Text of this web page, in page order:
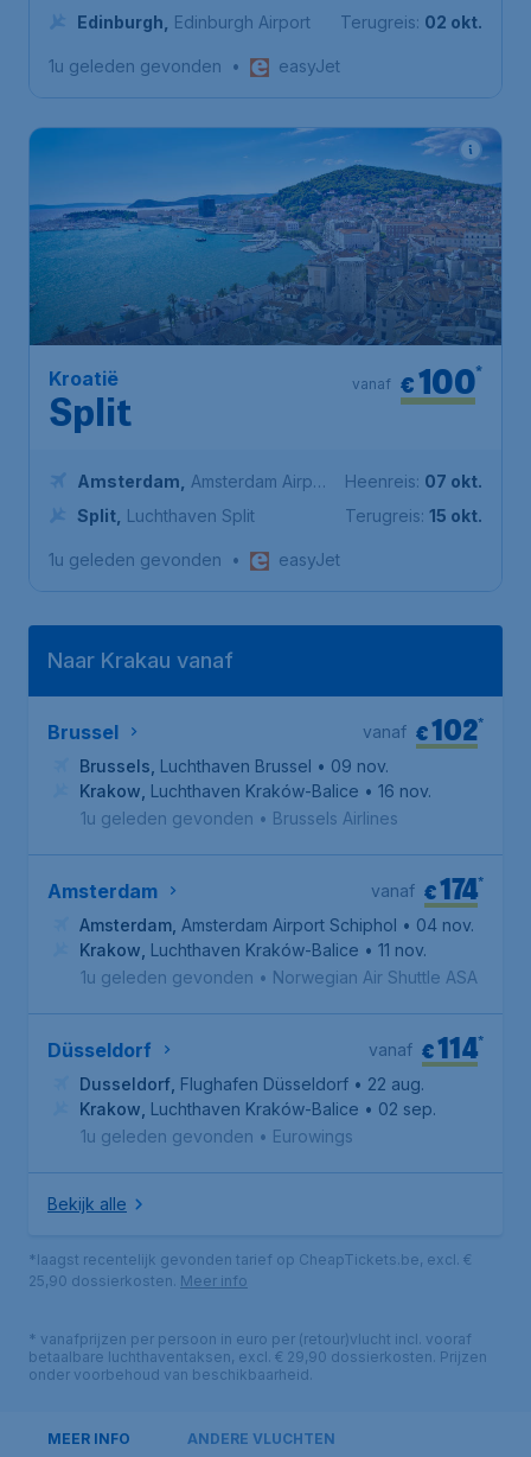
Airport Schiphol
Edinburgh Edinburgh Airport
Terugreis: 02 okt.
1u geleden gevonden • easyJet
Kroatië
Split
€100*
vanaf
Amsterdam
Amsterdam Airport
Schiphol
Split Luchthaven Split
Heenreis: 07 okt.
Terugreis: 15 okt.
1u geleden gevonden • easyJet
Naar Krakau vanaf
Brussel €102*
vanaf
Brussels Luchthaven Brussel • 09 nov.
Krakow Luchthaven Kraków-Balice • 16 nov.
1u geleden gevonden • Brussels Airlines
Amsterdam €174*
vanaf
Amsterdam Amsterdam Airport Schiphol • 04 nov.
Krakow Luchthaven Kraków-Balice • 11 nov.
1u geleden gevonden • Norwegian Air Shuttle ASA
Düsseldorf €114*
vanaf
Dusseldorf Flughafen Düsseldorf • 22 aug.
Krakow Luchthaven Kraków-Balice • 02 sep.
1u geleden gevonden • Eurowings
Bekijk alle
*laagst recentelijk gevonden tarief op CheapTickets.be, excl. €
25,90 dossierkosten. Meer info
* vanafprijzen per persoon in euro per (retour)vlucht incl. vooraf
betaalbare luchthaventaksen, excl. € 29,90 dossierkosten. Prijzen
onder voorbehoud van beschikbaarheid.
MEER INFO ANDERE VLUCHTEN